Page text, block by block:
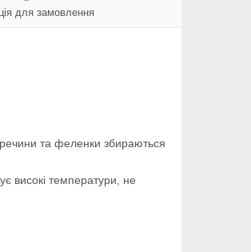
для замовлення
та феленки збираються
високі температури, не